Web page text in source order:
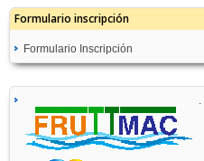
Formulario inscripción
Formulario Inscripción
.